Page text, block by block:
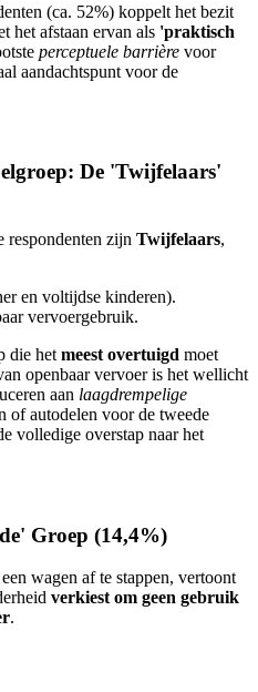
(ca. 52%) koppelt het bezit
het afstaan ervan als 'praktisch
perceptuele barrière voor
aandachtspunt voor de
De 'Twijfelaars'
respondenten zijn Twijfelaars,
en voltijdse kinderen).
vervoergebruik.
die het meest overtuigd moet
openbaar vervoer is het wellicht
aan laagdrempelige
of autodelen voor de tweede
volledige overstap naar het
Groep (14,4%)
wagen af te stappen, vertoont
verkiest om geen gebruik
.